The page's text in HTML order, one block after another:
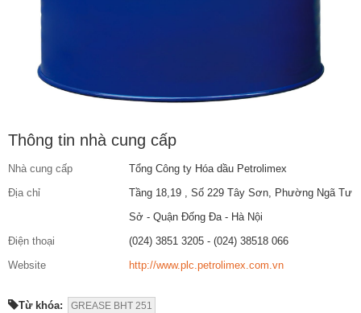
Thông tin nhà cung cấp
Nhà cung cấp
Tổng Công ty Hóa dầu Petrolimex
Địa chỉ
Tầng 18,19 , Số 229 Tây Sơn, Phường Ngã Tư
Sở - Quận Đống Đa - Hà Nội
Điện thoại
(024) 3851 3205 - (024) 38518 066
Website
http://www.plc.petrolimex.com.vn
Từ khóa: GREASE BHT 251